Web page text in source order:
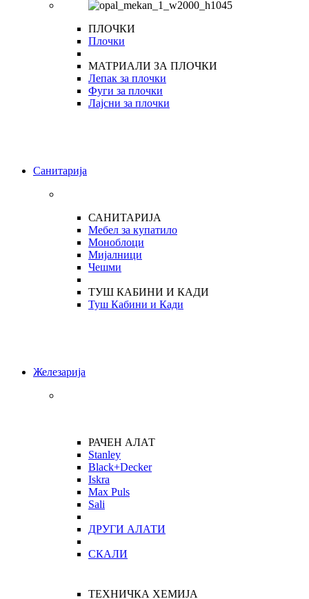
ПЛОЧКИ
Плочки
МАТРИАЛИ ЗА ПЛОЧКИ
Лепак за плочки
Фуги за плочки
Лајсни за плочки
Санитарија
САНИТАРИЈА
Мебел за купатило
Моноблоци
Мијалници
Чешми
ТУШ КАБИНИ И КАДИ
Туш Кабини и Кади
Железарија
РАЧЕН АЛАТ
Stanley
Black+Decker
Iskra
Max Puls
Sali
ДРУГИ АЛАТИ
СКАЛИ
ТЕХНИЧКА ХЕМИЈА